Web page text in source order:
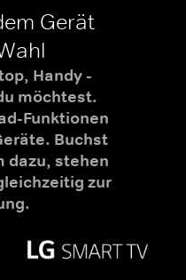
Gerät
Handy -
möchtest.
Funktionen
Buchst
dazu, stehen
zur